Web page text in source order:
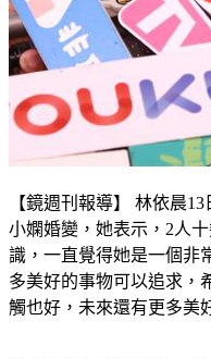
【鏡週刊報導】 林依晨
小嫻婚變，她表示，2人
識，一直覺得她是一個非
多美好的事物可以追求，
觸也好，未來還有更多美